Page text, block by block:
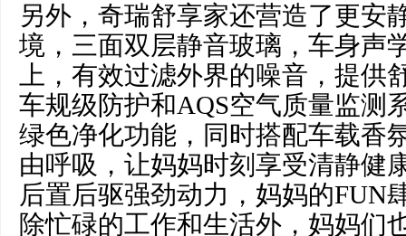
另外，奇瑞舒享家还营造了更安
境，三面双层静音玻璃，车身声
上，有效过滤外界的噪音，提供
车规级防护和AQS空气质量监测
绿色净化功能，同时搭配车载香
由呼吸，让妈妈时刻享受清静健
后置后驱强劲动力，妈妈的FUN
除忙碌的工作和生活外，妈妈们